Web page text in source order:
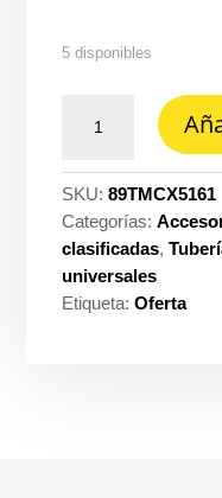
5 disponibles
1.1/2
C1D1
tmcx
Crouse
hinds
cantidad
SKU:89TMCX5161
Categorías:
clasificadas,
universales
Etiqueta:Oferta